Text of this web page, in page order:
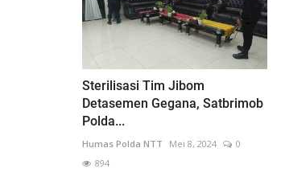
Sterilisasi Tim Jibom
Detasemen Gegana, Satbrimob
Polda...
Humas Polda NTT Mei 8, 2024
0
894